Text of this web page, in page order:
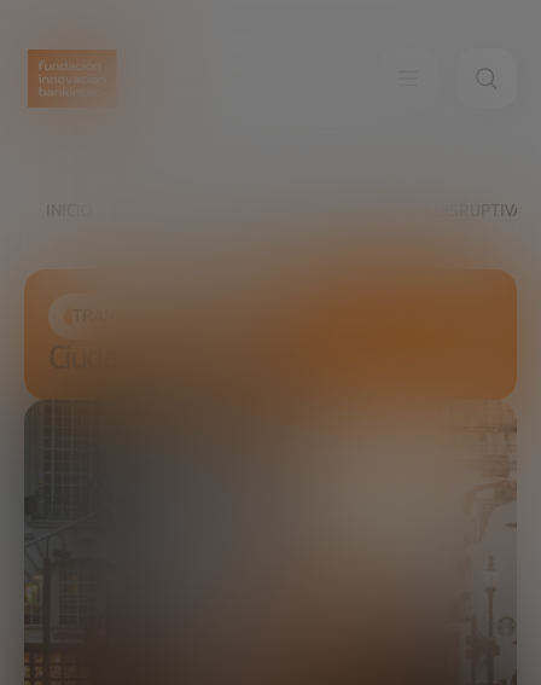
CIUDADES DISRUPTIVAS
Ciudades disruptivas